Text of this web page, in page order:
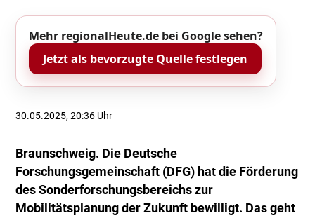
Mehr regionalHeute.de bei Google sehen?
Jetzt als bevorzugte Quelle festlegen
30.05.2025, 20:36 Uhr
Braunschweig. Die Deutsche
Forschungsgemeinschaft (DFG) hat die Förderung
des Sonderforschungsbereichs zur
Mobilitätsplanung der Zukunft bewilligt. Das geht